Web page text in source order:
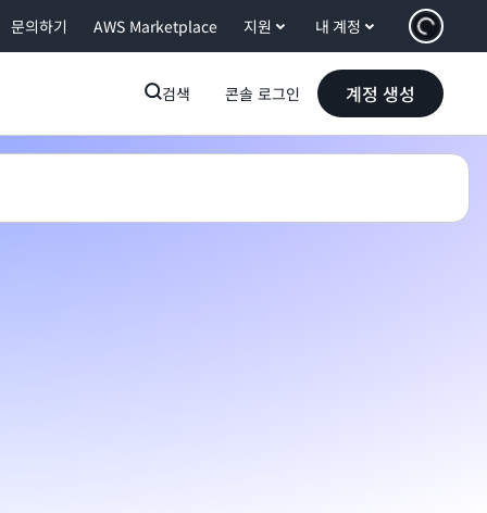
문의하기 AWS Marketplace 지원 내 계정
검색 콘솔 로그인 계정 생성